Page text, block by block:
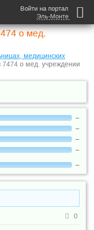
Войти на портал
Эль-Монте
о мед.
медицинских
о мед. учреждении
–
–
–
–
–
0